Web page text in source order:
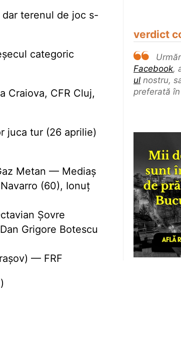
verdict
Facebook,
ul nostru,
preferată în
terenul de joc s-
categoric
Craiova, CFR Cluj,
juca tur (26 aprilie)
Metan — Mediaș
(60), Ionuț
Șovre
Grigore Botescu
— FRF